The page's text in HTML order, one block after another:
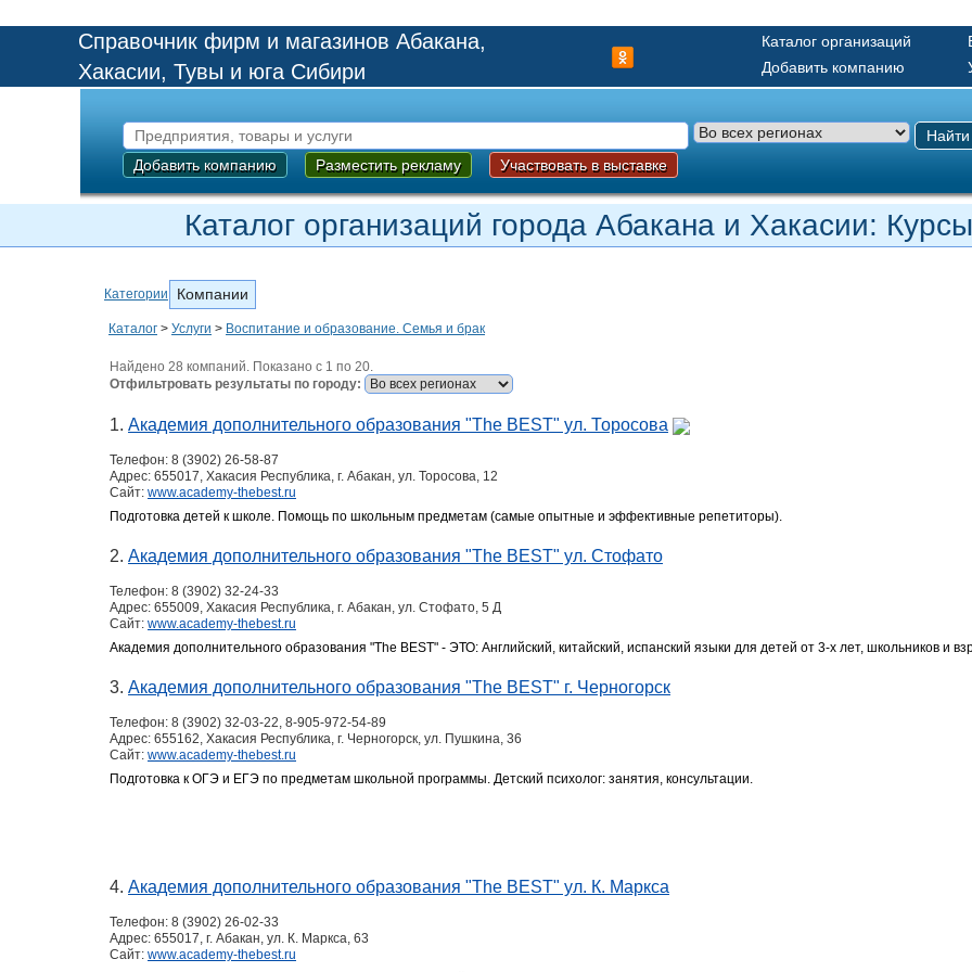
Справочник фирм и магазинов Абакана,
Хакасии, Тувы и юга Сибири
Каталог организаций
Добавить компанию
Найти
Добавить компанию
Разместить рекламу Участвовать в выставке
Каталог организаций города Абакана и Хакасии:
Категории Компании
Каталог > Услуги > Воспитание и образование. Семья и брак
Найдено 28 компаний. Показано с 1 по 20.
Отфильтровать результаты по городу:
1. Академия дополнительного образования "The BEST" ул. Торосова
Телефон: 8 (3902) 26-58-87
Адрес: 655017, Хакасия Республика, г. Абакан, ул. Торосова, 12
Сайт: www.academy-thebest.ru
Подготовка детей к школе. Помощь по школьным предметам (самые опытные и эффективные репетиторы).
2. Академия дополнительного образования "The BEST" ул. Стофато
Телефон: 8 (3902) 32-24-33
Адрес: 655009, Хакасия Республика, г. Абакан, ул. Стофато, 5 Д
Сайт: www.academy-thebest.ru
Академия дополнительного образования "The BEST" - ЭТО: Английский, китайский, испанский языки для детей от 3-х лет, школьников и
3. Академия дополнительного образования "The BEST" г. Черногорск
Телефон: 8 (3902) 32-03-22, 8-905-972-54-89
Адрес: 655162, Хакасия Республика, г. Черногорск, ул. Пушкина, 36
Сайт: www.academy-thebest.ru
Подготовка к ОГЭ и ЕГЭ по предметам школьной программы. Детский психолог: занятия, консультации.
4. Академия дополнительного образования "The BEST" ул. К. Маркса
Телефон: 8 (3902) 26-02-33
Адрес: 655017, г. Абакан, ул. К. Маркса, 63
Сайт: www.academy-thebest.ru